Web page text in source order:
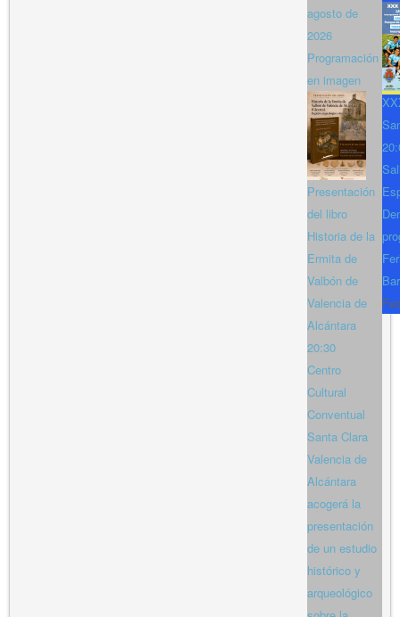
agosto de
2026
Programación
en imagen
Presentación
del libro
Historia de la
Ermita de
Valbón de
Valencia de
Alcántara
20:30
Centro
Cultural
Conventual
Santa Clara
Valencia de
Alcántara
acogerá la
presentación
de un estudio
histórico y
arqueológico